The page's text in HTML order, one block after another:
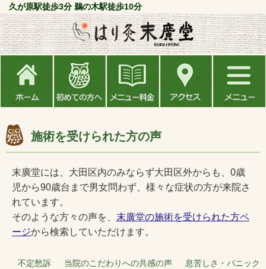
久が原駅徒歩3分 鵜の木駅徒歩10分
施術を受けられた方の声
末廣堂には、大田区内のみならず大田区外からも、0歳
児から90歳台まで男女問わず、様々な症状の方が来院さ
れています。
そのような方々の声を、 末廣堂の施術を受けられた方ペ
ージから検索していただけます。
不定愁訴 当院のこだわりへの共感の声 息苦しさ・パニック